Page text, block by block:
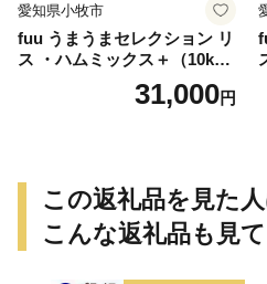
愛知県小牧市
fuu うまうまセレクション リ
ス ・ハムミックス＋（10k
31,000円
この返礼品を見た
こんな返礼品も見